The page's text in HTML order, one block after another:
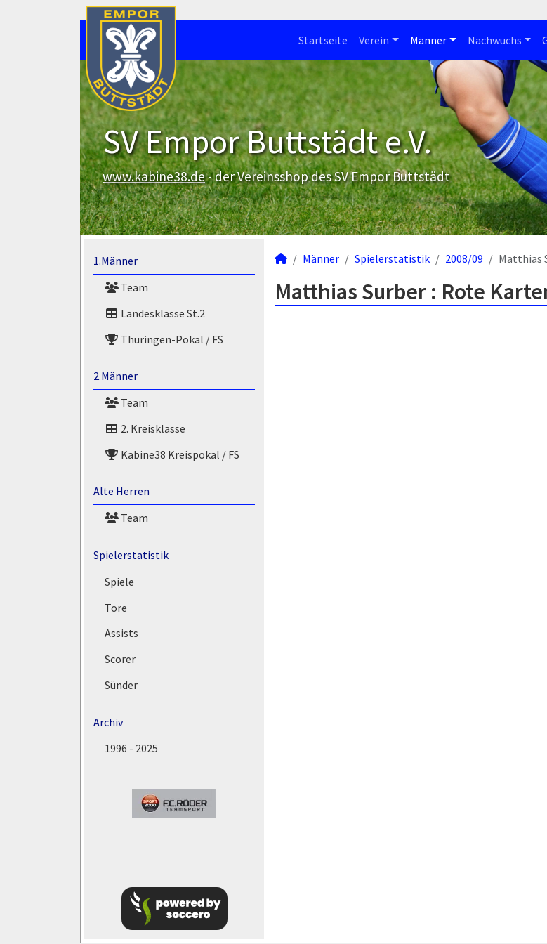
Startseite Verein Männer Nachwuchs
SV Empor Buttstädt e.V.
www.kabine38.de- der Vereinsshop des SV Empor Buttstädt
1.Männer
Team
Landesklasse St.2
Thüringen-Pokal / FS
2.Männer
Team
2. Kreisklasse
Kabine38 Kreispokal / FS
Alte Herren
Team
Spielerstatistik
Spiele
Tore
Assists
Scorer
Sünder
Archiv
1996 - 2025
Männer Spielerstatistik 2008/09 Matthias
Matthias Surber : Rote